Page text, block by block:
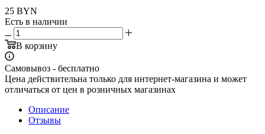
25 BYN
Есть в наличии
В корзину
Самовывоз - бесплатно
Цена действительна только для интернет-магазина и может
отличаться от цен в розничных магазинах
Описание
Отзывы